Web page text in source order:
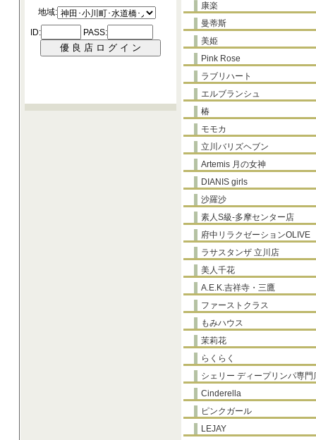
康楽
曼蒂斯
美姫
Pink Rose
ラブリハート
エルブランシュ
椿
モモカ
立川バリズヘブン
Artemis 月の女神
DIANIS girls
沙羅沙
素人S級-多摩センター店
府中リラクゼーションOLIVE
ラサスタンザ 立川店
美人千花
A.E.K.吉祥寺・三鷹
ファーストクラス
もみハウス
茉莉花
らくらく
シェリー ディープリンパ専門
Cinderella
ピンクガール
LEJAY